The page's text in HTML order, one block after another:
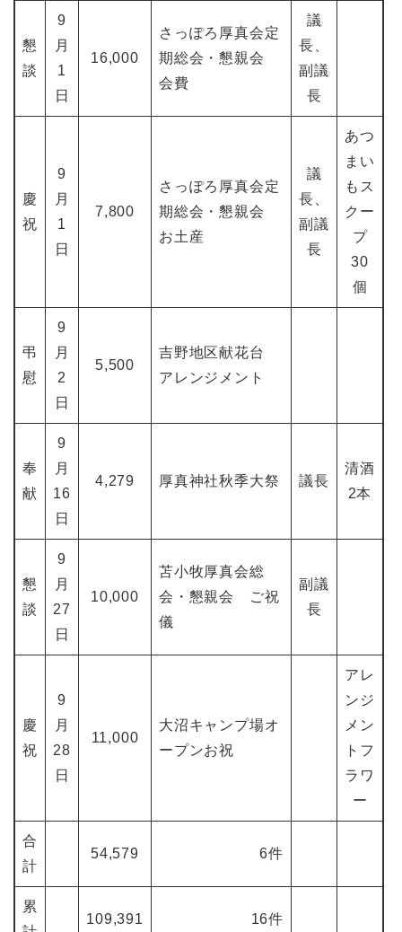
懇
談
9
月
1
日
16,000
さっぽろ厚真会定
期総会・懇親会
会費
議
長、
副議
長
慶
祝
9
月
1
日
7,800
さっぽろ厚真会定
期総会・懇親会
お土産
議
長、
副議
長
あつ
まい
もス
クー
プ
30
個
弔
慰
9
月
2
日
5,500
吉野地区献花台
アレンジメント
奉
献
9
月
16
日
4,279 厚真神社秋季大祭 議長
清酒
2本
懇
談
9
月
27
日
10,000
苫小牧厚真会総
会・懇親会 ご祝
儀
副議
長
慶
祝
9
月
28
日
11,000
大沼キャンプ場オ
ープンお祝
アレ
ンジ
メン
トフ
ラワ
ー
合
計
54,579 6件
累
109,391 16件